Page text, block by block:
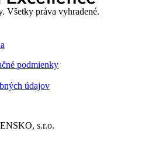
Všetky práva vyhradené.
podmienky
údajov
s.r.o.